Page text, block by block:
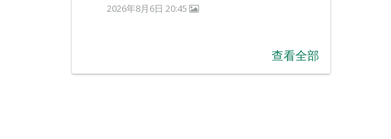
2026年8月6日 20:45
查看全部